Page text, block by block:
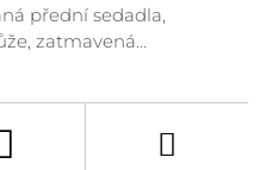
přední sedadla,
zatmavená…